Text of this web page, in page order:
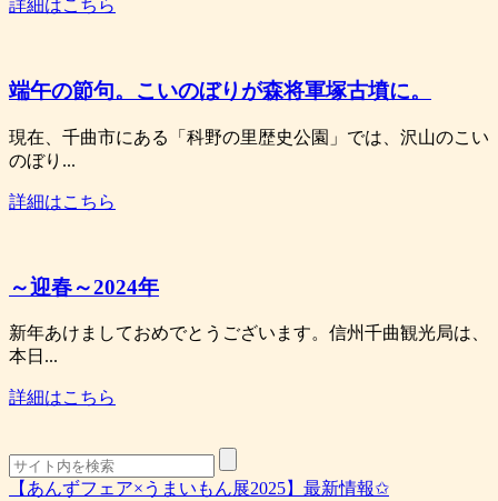
詳細はこちら
端午の節句。こいのぼりが森将軍塚古墳に。
現在、千曲市にある「科野の里歴史公園」では、沢山のこい
のぼり...
詳細はこちら
～迎春～2024年
新年あけましておめでとうございます。信州千曲観光局は、
本日...
詳細はこちら
【あんずフェア×うまいもん展2025】最新情報✩